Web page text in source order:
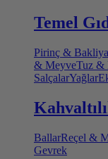
Temel
Pirinç &
& MeyveTuz &
SalçalarYağlar
BallarReçel &
Gevrek